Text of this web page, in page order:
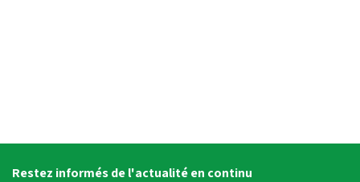
Restez informés de l'actualité en continu